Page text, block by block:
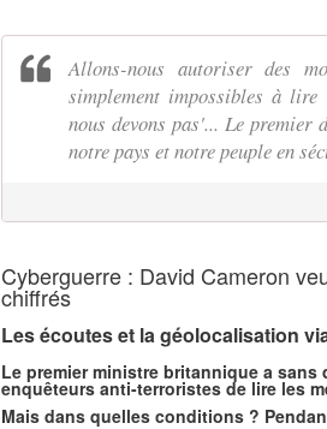
Allons-nous autoriser des
simplement impossibles à
nous devons pas'... Le premier
notre pays et notre peuple en
Cyberguerre : David Cameron
chiffrés
Les écoutes et la géolocalisation
Le premier ministre britannique a
enquêteurs anti-terroristes de lire les
Mais dans quelles conditions ?